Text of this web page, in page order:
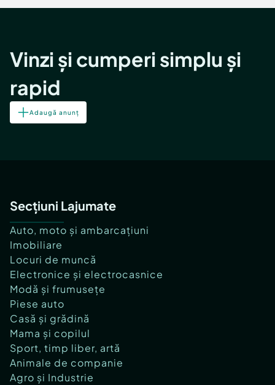
Vinzi și cumperi simplu și
rapid
Adaugă anunț
Secțiuni Lajumate
Auto, moto și ambarcațiuni
Imobiliare
Locuri de muncă
Electronice și electrocasnice
Modă și frumusețe
Piese auto
Casă și grădină
Mama și copilul
Sport, timp liber, artă
Animale de companie
Agro și Industrie